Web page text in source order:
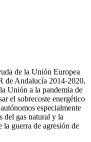
de la Unión Europea
de Andalucía 2014-2020,
Unión a la pandemia de
el sobrecoste energético
especialmente
del gas natural y la
guerra de agresión de